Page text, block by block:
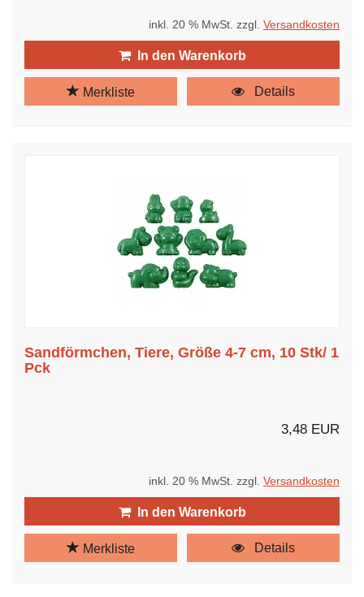
inkl. 20 % MwSt. zzgl. Versandkosten
In den Warenkorb
Merkliste Details
Sandförmchen, Tiere, Größe 4-7 cm, 10 Stk/ 1
Pck
3,48 EUR
inkl. 20 % MwSt. zzgl. Versandkosten
In den Warenkorb
Merkliste Details